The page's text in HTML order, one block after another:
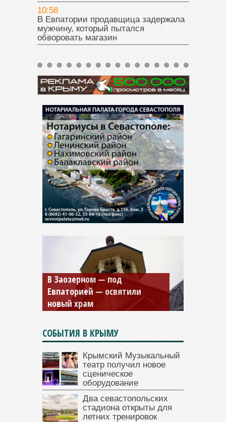
10:58
В Евпатории продавщица задержала
мужчину, который пытался
обворовать магазин
Мужской монастырь Косьмы
и Дамиана в Крыму вновь
открыт для посещения
СОБЫТИЯ В КРЫМУ
Крымский Музыкальный
театр получил новое
сценическое
оборудование
Два севастопольских
стадиона открыты для
летних тренировок